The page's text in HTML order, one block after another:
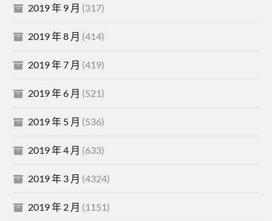
2019 年 9 月 (317)
2019 年 8 月 (414)
2019 年 7 月 (419)
2019 年 6 月 (521)
2019 年 5 月 (536)
2019 年 4 月 (633)
2019 年 3 月 (4324)
2019 年 2 月 (1151)